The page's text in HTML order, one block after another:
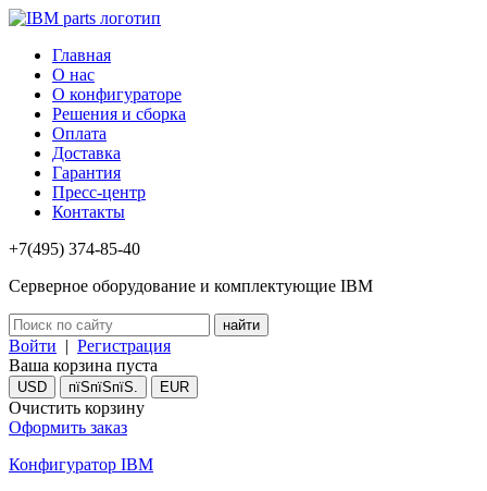
Главная
О нас
О конфигураторе
Решения и сборка
Оплата
Доставка
Гарантия
Пресс-центр
Контакты
+7(495) 374-85-40
Серверное оборудование и комплектующие IBM
Войти | Регистрация
Ваша корзина пуста
USD пїЅпїЅпїЅ. EUR
Очистить корзину
Оформить заказ
Конфигуратор IBM